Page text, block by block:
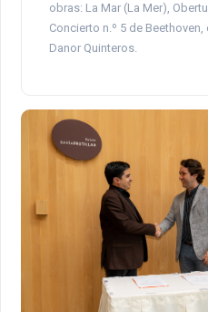
obras: La Mar (La Mer),
Concierto n.º 5 de
Danor Quinteros.